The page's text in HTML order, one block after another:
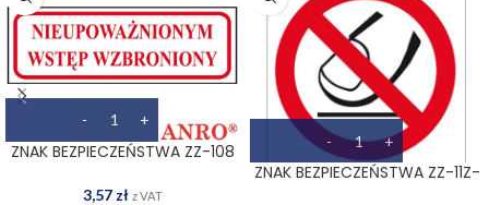
ZNAK BEZPIECZEŃSTWA ZZ-108
3,57 zł z VAT
ZNAK BEZPIECZEŃSTWA ZZ-11Z-